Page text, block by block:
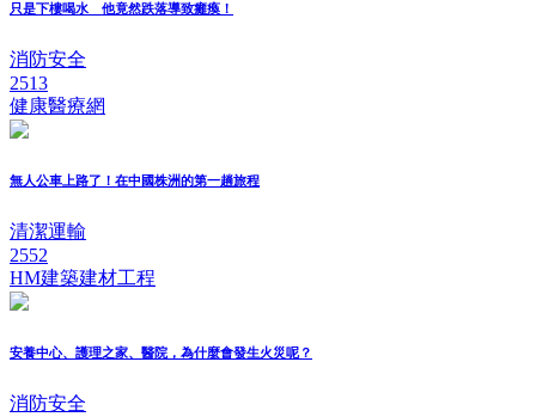
只是下樓喝水 他竟然跌落導致癱瘓！
消防安全
2513
健康醫療網
無人公車上路了！在中國株洲的第一趟旅程
清潔運輸
2552
HM建築建材工程
安養中心、護理之家、醫院，為什麼會發生火災呢？
消防安全